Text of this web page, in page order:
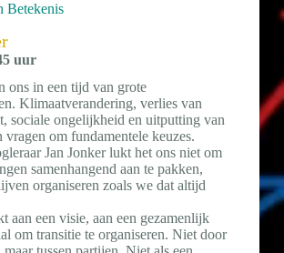
Betekenis
uur
ons in een tijd van grote
Klimaatverandering, verlies van
sociale ongelijkheid en uitputting van
vragen om fundamentele keuzes.
Jan Jonker lukt het ons niet om
samenhangend aan te pakken,
organiseren zoals we dat altijd
aan een visie, aan een gezamenlijk
om transitie te organiseren. Niet door